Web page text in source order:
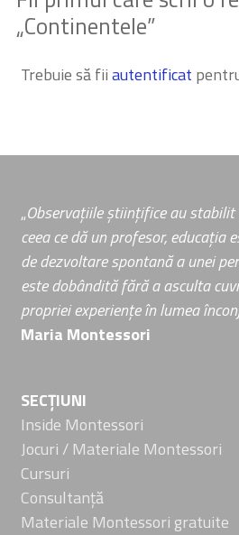
„Continentele”
Trebuie să fiiautentificat
„Observațiile științifice au stabilit
ceea ce dă un profesor, educația
de dezvoltare spontană a unei
este dobândită fără a asculta
propriei experiențe în lumea
Maria Montessori
SECȚIUNI
Inside Montessori
Jocuri / Materiale Montessori
Cursuri
Consultanță
Materiale Montessori gratuite